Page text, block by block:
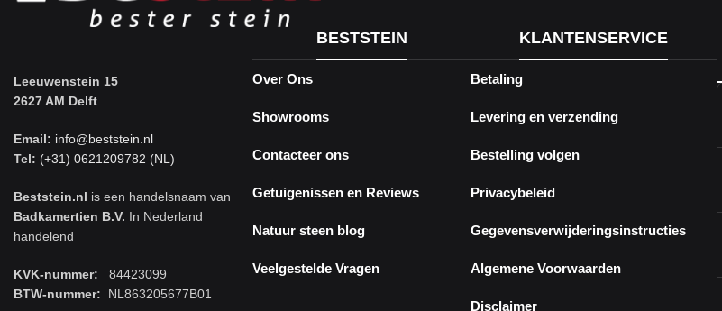
Leeuwenstein 15
2627 AM Delft
Email: info@beststein.nl
Tel: (+31) 0621209782 (NL)
Beststein.nl is een handelsnaam van
Badkamertien B.V. In Nederland
handelend
KVK-nummer: 84423099
BTW-nummer: NL863205677B01
BESTSTEIN
Over Ons
Showrooms
Contacteer ons
Getuigenissen en Reviews
Natuur steen blog
Veelgestelde Vragen
KLANTENSERVICE
Betaling
Levering en verzending
Bestelling volgen
Privacybeleid
Gegevensverwijderingsinstructies
Algemene Voorwaarden
Disclaimer